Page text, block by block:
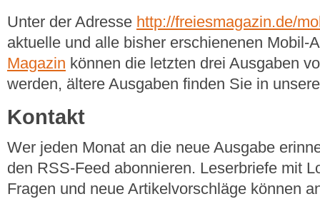
Unter der Adresse http://freiesmagazin.de/
aktuelle und alle bisher erschienenen Mobil-
Magazin können die letzten drei Ausgaben
werden, ältere Ausgaben finden Sie in
Kontakt
Wer jeden Monat an die neue Ausgabe
den RSS-Feed abonnieren. Leserbriefe mit
Fragen und neue Artikelvorschläge können